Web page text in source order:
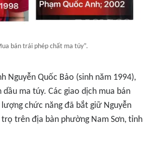
bán trái phép chất ma túy”.
Nguyễn Quốc Bảo (sinh năm 1994),
ma túy. Các giao dịch mua bán
chức năng đã bắt giữ Nguyễn
trên địa bàn phường Nam Sơn, tỉnh